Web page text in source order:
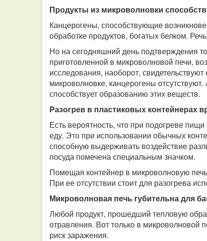
Продукты из микроволновки
Канцерогены, способствующие
обработке продуктов, богатых белком.
Но на сегодняшний день подтверждения
приготовленной в микроволновой печи,
исследования, наоборот,
микроволновке, канцерогены
способствует образованию этих веществ.
Разогрев в пластиковых контейнерах
Есть вероятность, что при подогреве
еду. Это при использовании обычных
способную выдерживать воздействие
посуда помечена специальным значком.
Помещая контейнер в микроволновую
При ее отсутствии стоит для разогрева
Микроволновая печь губительна для
Любой продукт, прошедший тепловую
отравления. Вот только в микроволновой
риск заражения.